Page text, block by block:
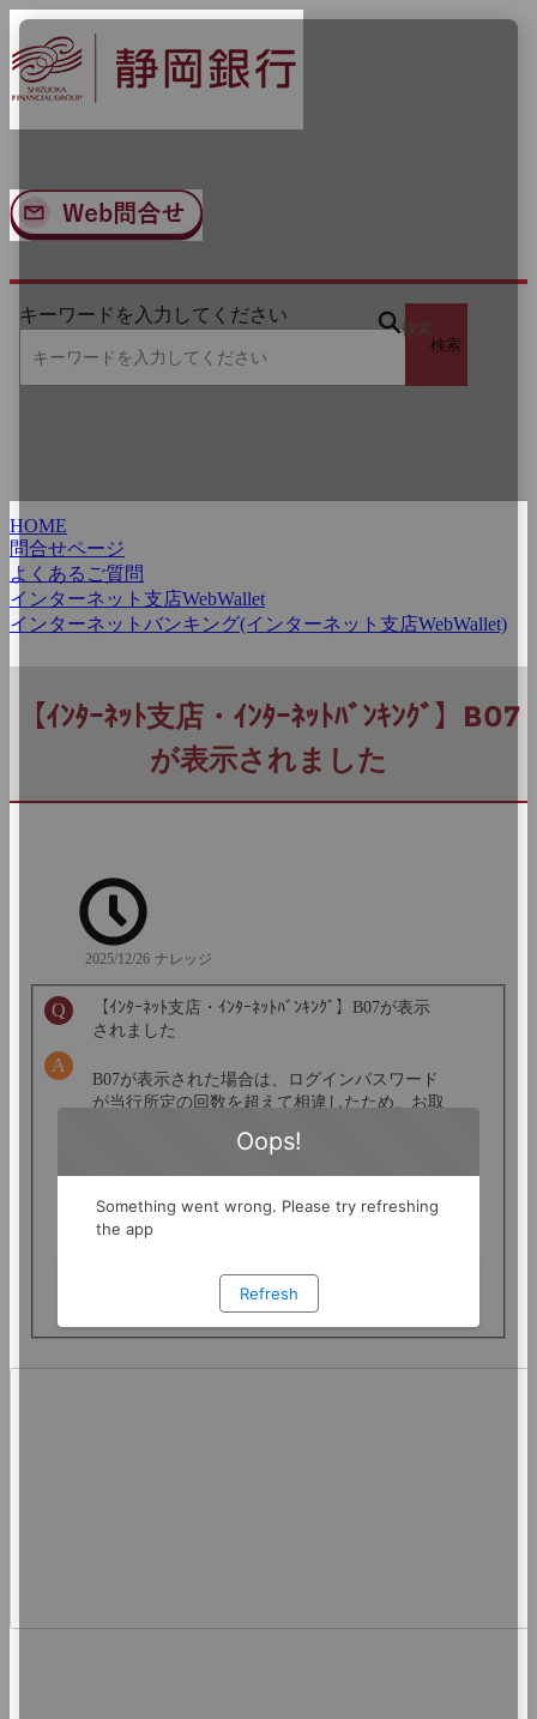
ビ
ゲ
ー
シ
へ
ス
ッ
プ
イ
ン
コ
ン
ツ
へ
キ
ッ
プ
キーワードを入力してください
検索
検索
HOME
問合せページ
よくあるご質問
インターネット支店WebWallet
インターネットバンキング(インターネット支店WebWallet)
【ｲﾝﾀｰﾈｯﾄ支店・ｲﾝﾀｰﾈｯﾄﾊﾞﾝｷﾝｸﾞ】B07
が表示されました
2025/12/26 ナレッジ
【ｲﾝﾀｰﾈｯﾄ支店・ｲﾝﾀｰﾈｯﾄﾊﾞﾝｷﾝｸﾞ】B07が表示
されました
B07が表示された場合は、ログインパスワード
が当行所定の回数を超えて相違したため、お取
パスワード再登録の手続きが必要です。
https://web.wallet.shizugin.net/ib/index.do?
PT=IM&CCT0080=9959&format=01
エラーメッセージ一覧はこちら
https://shizugin.net/info/error_message.html